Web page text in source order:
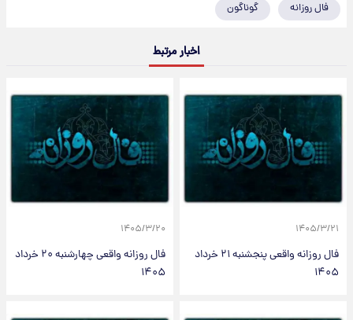
فال روزانه گوناگون
اخبار مرتبط
۱۴۰۵/۳/۲۱
فال روزانه واقعی پنجشنبه ۲۱ خرداد
۱۴۰۵
۱۴۰۵/۳/۲۰
فال روزانه واقعی چهارشنبه ۲۰ خرداد
۱۴۰۵